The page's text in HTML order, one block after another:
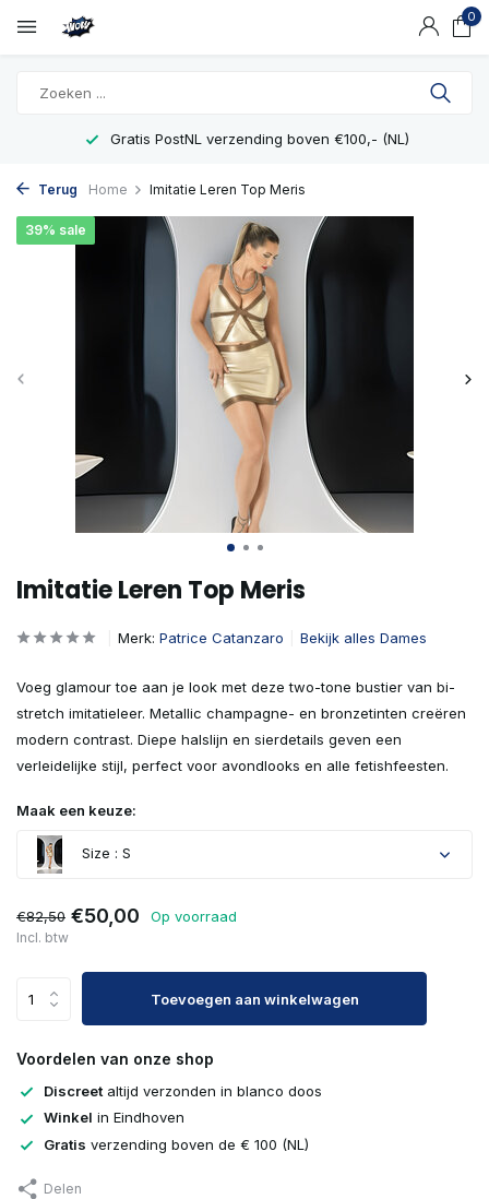
0
Gratis PostNL verzending boven €100,- (NL)
Terug Home Imitatie Leren Top Meris
Imitatie Leren Top Meris
39% sale
Merk: Patrice Catanzaro Bekijk alles Dames
Voeg glamour toe aan je look met deze two-tone bustier van bi-
stretch imitatieleer. Metallic champagne- en bronzetinten creëren
modern contrast. Diepe halslijn en sierdetails geven een
verleidelijke stijl, perfect voor avondlooks en alle fetishfeesten.
Maak een keuze:
Size : S
€82,50 €50,00 Op voorraad
Incl. btw
Toevoegen aan winkelwagen
Voordelen van onze shop
Discreet altijd verzonden in blanco doos
Winkel in Eindhoven
Gratis verzending boven de € 100 (NL)
Delen